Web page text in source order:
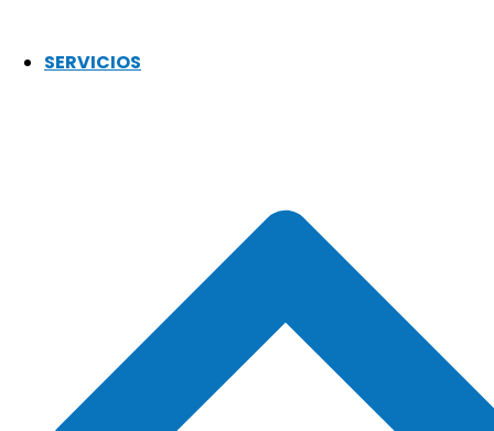
SERVICIOS